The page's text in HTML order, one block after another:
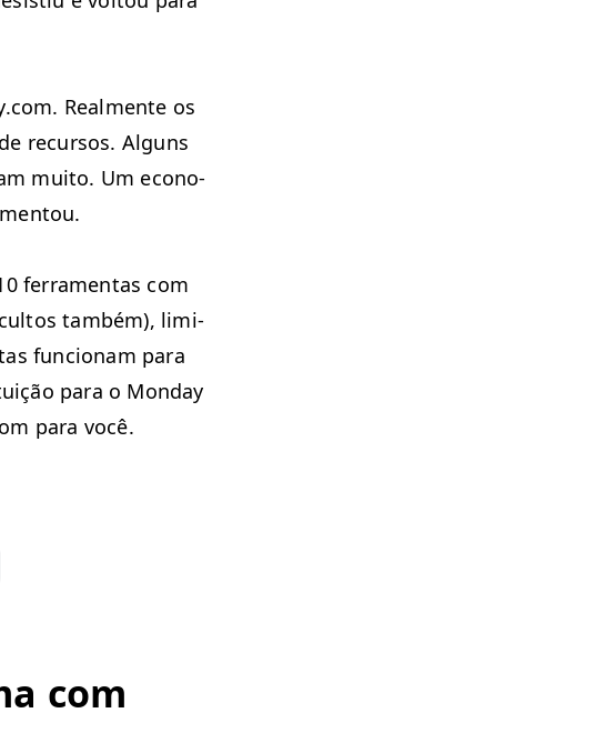
Real­mente os
recur­sos. Alguns
muito. Um econ­o­
fer­ra­men­tas com
tam­bém), lim­i­
fun­cionam para
para o Mon­day
para você.
com